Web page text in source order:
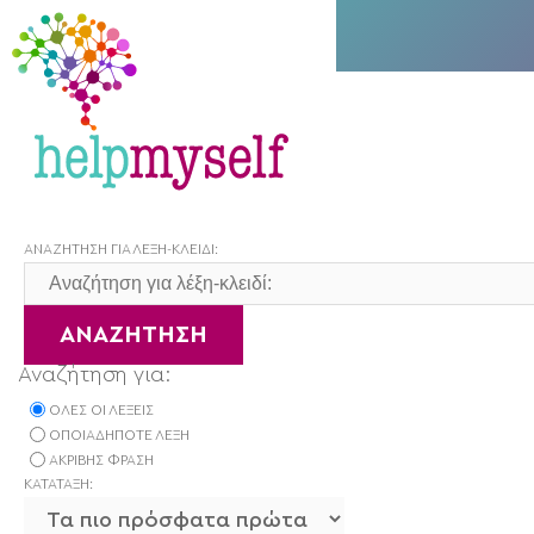
ΑΝΑΖΉΤΗΣΗ ΓΙΑ ΛΈΞΗ-ΚΛΕΙΔΊ:
ΑΝΑΖΉΤΗΣΗ
Αναζήτηση για:
ΌΛΕΣ ΟΙ ΛΈΞΕΙΣ
ΟΠΟΙΑΔΉΠΟΤΕ ΛΈΞΗ
ΑΚΡΙΒΉΣ ΦΡΆΣΗ
ΚΑΤΆΤΑΞΗ: